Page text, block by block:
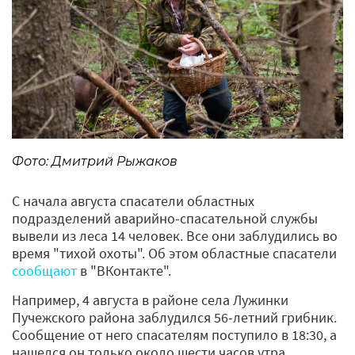
Фото: Дмитрий Рыжаков
С начала августа спасатели областных
подразделений аварийно-спасательной службы
вывели из леса 14 человек. Все они заблудились во
время "тихой охоты". Об этом областные спасатели
сообщают в "ВКонтакте".
Например, 4 августа в районе села Лужинки
Пучежского района заблудился 56-летний грибник.
Сообщение от него спасателям поступило в 18:30, а